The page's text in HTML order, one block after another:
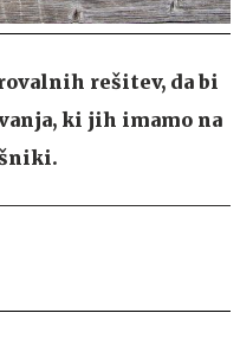
rešitev, da bi
ki jih imamo na